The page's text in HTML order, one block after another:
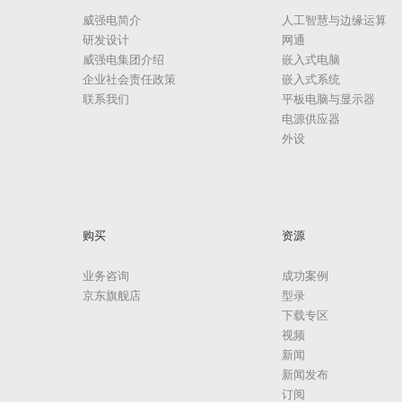
威强电简介
研发设计
威强电集团介绍
企业社会责任政策
联系我们
人工智慧与边缘运算
网通
嵌入式电脑
嵌入式系统
平板电脑与显示器
电源供应器
外设
购买
业务咨询
京东旗舰店
资源
成功案例
型录
下载专区
视频
新闻
新闻发布
订阅